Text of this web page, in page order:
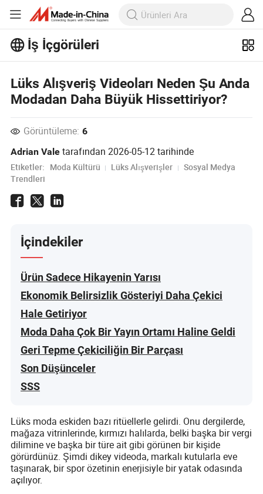
İş İçgörüleri
Lüks Alışveriş Videoları Neden Şu Anda
Modadan Daha Büyük Hissettiriyor?
Görüntüleme: 6
Adrian Vale tarafından2026-05-12tarihinde
Etiketler: Moda Kültürü Lüks Alışverişler
Sosyal Medya
Trendleri
İçindekiler
Ürün Sadece Hikayenin Yarısı
Ekonomik Belirsizlik Gösteriyi Daha Çekici
Hale Getiriyor
Moda Daha Çok Bir Yayın Ortamı Haline Geldi
Geri Tepme Çekiciliğin Bir Parçası
Son Düşünceler
SSS
Lüks moda eskiden bazı ritüellerle gelirdi. Onu dergilerde,
mağaza vitrinlerinde, kırmızı halılarda, belki başka bir vergi
dilimine ve başka bir türe ait gibi görünen bir kişide
görürdünüz. Şimdi dikey videoda, markalı kutularla eve
taşınarak, bir spor özetinin enerjisiyle bir yatak odasında
açılıyor.